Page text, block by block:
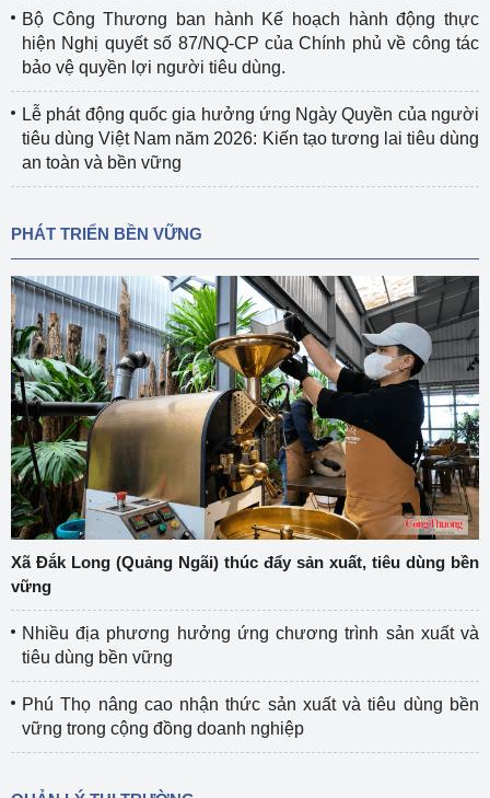
Bộ Công Thương ban hành Kế hoạch hành động thực
hiện Nghị quyết số 87/NQ-CP của Chính phủ về công tác
bảo vệ quyền lợi người tiêu dùng.
Lễ phát động quốc gia hưởng ứng Ngày Quyền của người
tiêu dùng Việt Nam năm 2026: Kiến tạo tương lai tiêu dùng
an toàn và bền vững
PHÁT TRIỂN BỀN VỮNG
Xã Đắk Long (Quảng Ngãi) thúc đẩy sản xuất, tiêu dùng bền
vững
Nhiều địa phương hưởng ứng chương trình sản xuất và
tiêu dùng bền vững
Phú Thọ nâng cao nhận thức sản xuất và tiêu dùng bền
vững trong cộng đồng doanh nghiệp